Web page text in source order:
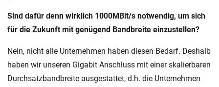
Sind dafür denn wirklich 1000MBit/s notwendig, um sich
für die Zukunft mit genügend Bandbreite einzustellen?
Nein, nicht alle Unternehmen haben diesen Bedarf. Deshalb
haben wir unseren Gigabit Anschluss mit einer skalierbaren
Durchsatzbandbreite ausgestattet, d.h. die Unternehmen